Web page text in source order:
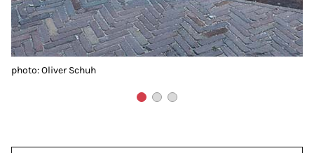
photo: Oliver Schuh